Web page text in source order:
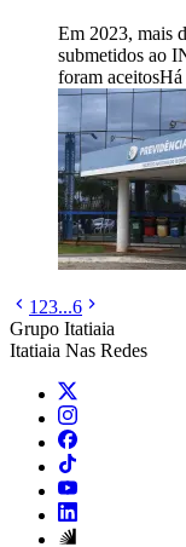
Em 2023, mais
submetidos ao
foram aceitosHá
1 23...6
Grupo Itatiaia
Itatiaia Nas Redes